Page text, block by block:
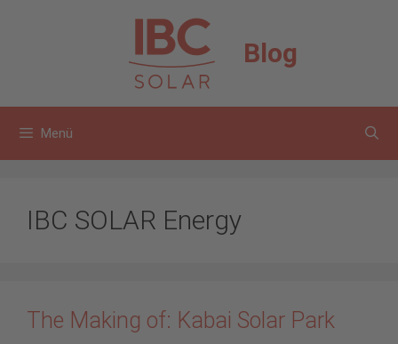
Blog
Menü
IBC SOLAR Energy
The Making of: Kabai Solar Park